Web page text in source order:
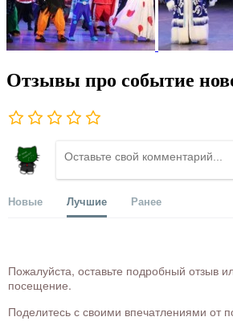
Отзывы про событие
Новые Лучшие Ранее
Пожалуйста, оставьте подробный отзыв
посещение.
Поделитесь с своими впечатлениями от